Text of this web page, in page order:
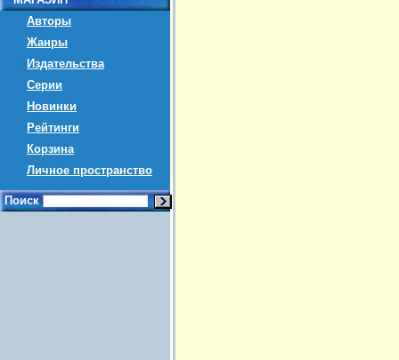
Авторы
Жанры
Издательства
Серии
Новинки
Рейтинги
Корзина
Личное пространство
Поиск